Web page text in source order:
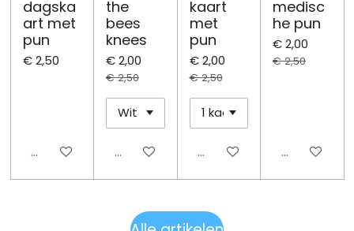
dagska
art met
pun
€ 2,50
Uitgeschakeld
the
bees
knees
€ 2,00
€ 2,50
Uitgeschakeld
kaart
met
pun
€ 2,00
€ 2,50
Uitgeschakeld
medisc
he pun
€ 2,00
€ 2,50